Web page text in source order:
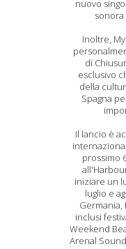
nuovo
Inoltre,
di
esclusivo
della
Spagna
Il lancio è
prossimo
iniziare un
luglio e
Germania,
inclusi
Weekend
Arenal